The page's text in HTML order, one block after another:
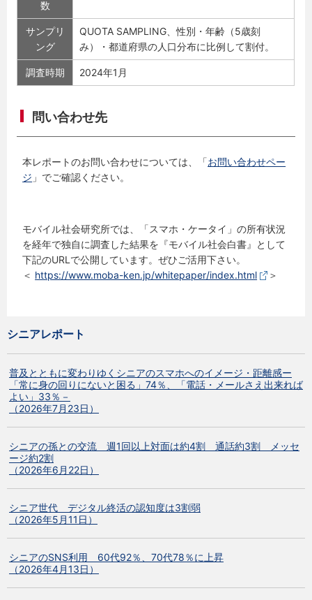
数
サンプリ
ング
QUOTA SAMPLING、性別・年齢（5歳刻
み）・都道府県の人口分布に比例して割付。
調査時期 2024年1月
問い合わせ先
本レポートのお問い合わせについては、「お問い合わせペー
ジ 」でご確認ください。
モバイル社会研究所では、「スマホ・ケータイ」の所有状況
を経年で独自に調査した結果を『モバイル社会白書』として
下記のURLで公開しています。ぜひご活用下さい。
＜ https://www.moba-ken.jp/whitepaper/index.html ＞
シニアレポート
普及とともに変わりゆくシニアのスマホへのイメージ・距離感ー
「常に身の回りにないと困る」74％、「電話・メールさえ出来れば
よい」33％－
（2026年7月23日）
シニアの孫との交流 週1回以上対面は約4割 通話約3割 メッセ
ージ約2割
（2026年6月22日）
シニア世代 デジタル終活の認知度は3割弱
（2026年5月11日）
シニアのSNS利用 60代92％、70代78％に上昇
（2026年4月13日）